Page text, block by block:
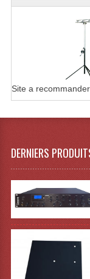
Site a
DERNIERS